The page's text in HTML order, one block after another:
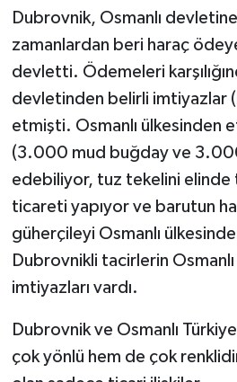
Dubrovnik, Osmanlı
zamanlardan beri haraç
devletti. Ödemeleri
devletinden belirli imtiyazlar
etmişti. Osmanlı ülkesinden
(3.000 mud buğday ve
edebiliyor, tuz tekelini elinde
ticareti yapıyor ve barutun
güherçileyi Osmanlı
Dubrovnikli tacirlerin
imtiyazları vardı.
Dubrovnik ve Osmanlı
çok yönlü hem de çok